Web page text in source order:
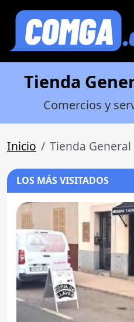
Tienda
Comercios y
Inicio Tienda General
LOS MÁS VISITADOS